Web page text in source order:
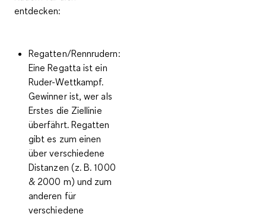
entdecken:
Regatten/Rennrudern:
Eine Regatta ist ein
Ruder-Wettkampf.
Gewinner ist, wer als
Erstes die Ziellinie
überfährt. Regatten
gibt es zum einen
über verschiedene
Distanzen (z. B. 1000
& 2000 m) und zum
anderen für
verschiedene